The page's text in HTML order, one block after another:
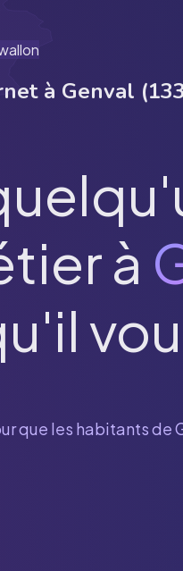
à Genval (
à
que les habitants de